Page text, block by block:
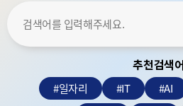
인
추천검색어
#일자리 #IT #AI